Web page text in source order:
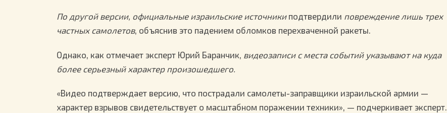
По другой версии, официальные израильские источникиподтвердили повреждение лишь трех
частных самолетов, объяснив это падением обломков перехваченной ракеты.
Однако, как отмечает эксперт Юрий Баранчик, видеозаписи с места событий указывают на куда
более серьезный характер произошедшего.
«Видео подтверждает версию, что пострадали самолеты-заправщики израильской армии —
характер взрывов свидетельствует о масштабном поражении техники», — подчеркивает эксперт.